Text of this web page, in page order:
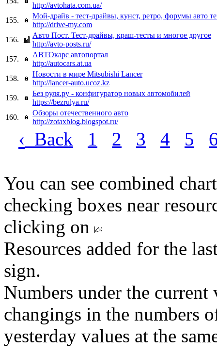
http://avtohata.com.ua/
155.
Мой-драйв - тест-драйвы, кунст, ретро, форумы авто
http://drive-my.com
156.
Авто Пост. Тест-драйвы, краш-тесты и многое другое
http://avto-posts.ru/
157.
АВТОкарс автопортал
http://autocars.at.ua
158.
Новости в мире Mitsubishi Lancer
http://lancer-auto.ucoz.kz
159.
Без руля.ру - конфигуратор новых автомобилей
https://bezrulya.ru/
160.
Обзоры отечественного авто
http://zotaxblog.blogspot.ru/
‹ Back 1 2 3 4 5
You can see combined
checking boxes near
clicking on
Resources added for the
sign.
Numbers under the
changings in the numbers
yesterday values at the